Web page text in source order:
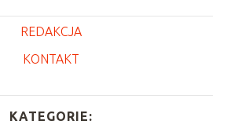
REDAKCJA
KONTAKT
KATEGORIE: